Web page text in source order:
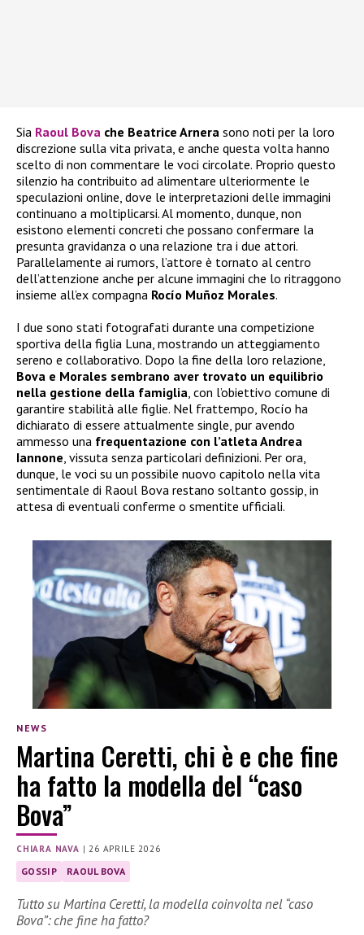
Sia Raoul Bova che Beatrice Arnera sono noti per la loro
discrezione sulla vita privata, e anche questa volta hanno
scelto di non commentare le voci circolate. Proprio questo
silenzio ha contribuito ad alimentare ulteriormente le
speculazioni online, dove le interpretazioni delle immagini
continuano a moltiplicarsi. Al momento, dunque, non
esistono elementi concreti che possano confermare la
presunta gravidanza o una relazione tra i due attori.
Parallelamente ai rumors, l’attore è tornato al centro
dell’attenzione anche per alcune immagini che lo ritraggono
insieme all’ex compagna Rocío Muñoz Morales.
I due sono stati fotografati durante una competizione
sportiva della figlia Luna, mostrando un atteggiamento
sereno e collaborativo. Dopo la fine della loro relazione,
Bova e Morales sembrano aver trovato un equilibrio
nella gestione della famiglia , con l’obiettivo comune di
garantire stabilità alle figlie. Nel frattempo, Rocío ha
dichiarato di essere attualmente single, pur avendo
ammesso una frequentazione con l’atleta Andrea
Iannone , vissuta senza particolari definizioni. Per ora,
dunque, le voci su un possibile nuovo capitolo nella vita
sentimentale di Raoul Bova restano soltanto gossip, in
attesa di eventuali conferme o smentite ufficiali.
NEWS
Martina Ceretti, chi è e che fine
ha fatto la modella del “caso
Bova”
CHIARA NAVA |26 APRILE 2026
GOSSIP RAOUL BOVA
Tutto su Martina Ceretti, la modella coinvolta nel “caso
Bova”: che fine ha fatto?